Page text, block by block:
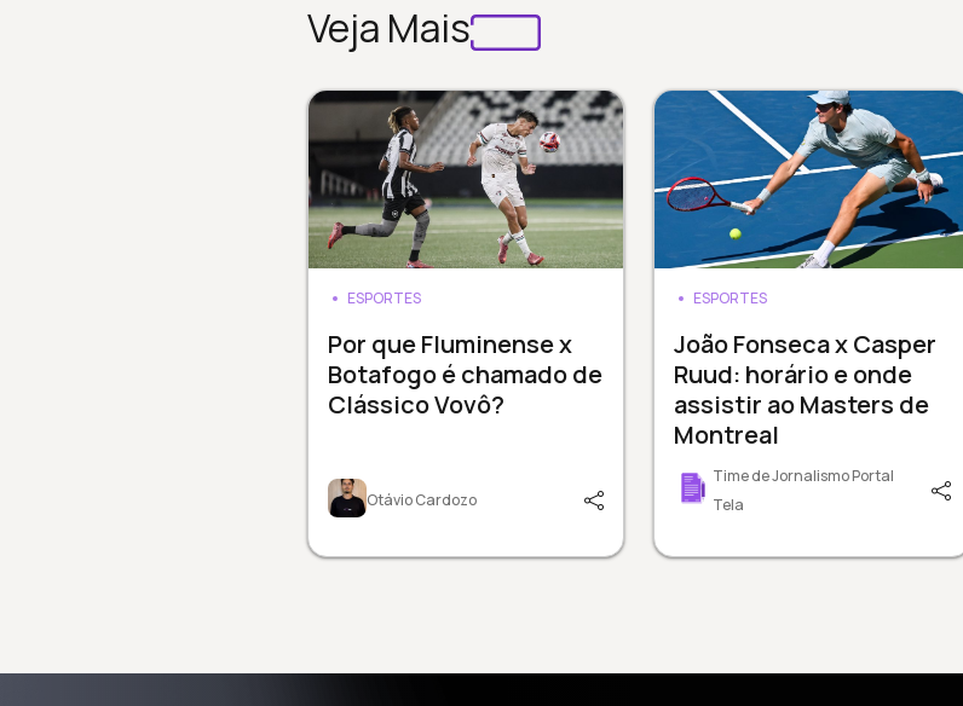
Veja Mais
ESPORTES
Por que Fluminense x
Botafogo é chamado de
Clássico Vovô?
Otávio Cardozo
ESPORTES
João Fonseca x Casper
Ruud: horário e onde
assistir ao Masters de
Montreal
Time de Jornalismo Portal
Tela